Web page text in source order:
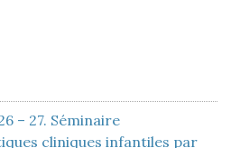
– 27. Séminaire
cliniques infantiles par